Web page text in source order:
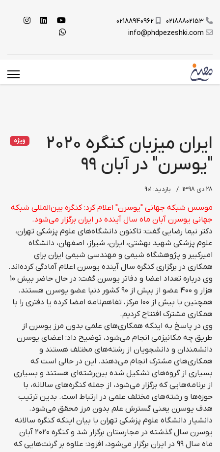
02188802153
02188940962
info@phdpezeshki.com
ویژه
ایران میزبان کنگره ۲۰۲۰
"یوسرن" در آبان ۹۹
28 دی 1398 بازدید: 901
موسس شبکه جهانی "یوسرن" اعلام کرد: کنگره بین‌المللی شبکه
جهانی یوسرن آبان ماه سال آینده در ایران برگزار می‌شود.
دکتر نیما رضایی گفت: تاکنون دانشگاه‌های علوم پزشکی تهران،
علوم پزشکی شهید بهشتی، ایران، شیراز، اصفهان، دانشگاه
امیرکبیر و پژوهشگاه شیمی و مهندسی شیمی ایران برای
همکاری در برگزاری کنگره سال آینده یوسرن اعلام آمادگی کرده‌اند.
وی درباره تعداد اعضا و دفاتر یوسرن گفت: در حال حاضر بیش ۱۰
هزار و ۴۰۰ عضو از بیش از ۹۰ کشور دنیا عضو یوسرن هستند.
همچنین با بیش از ۱۰۰ مرکز، تفاهم‌نامه امضا کرده یا دفتری را با
همکاری مشترک افتتاح کردیم.
وی در پاسخ به اینکه همکاری‌های علمی بدون مرز یوسرن از
طریق چه مکانیزمی انجام می‌شود، توضیح داد: اعضای یوسرن
دانشمندان و دانشجویان از رشته‌های مختلف هستند و
همکاری‌های مشترک انجام می‌دهند. این در حالی است که
بسیاری از گروه‌های تشکیل شده بین‌رشته‌ای هستند و بسیاری
از برنامه‌هایی که برگزار می‌شود، از جمله کنگره‌های سالانه، با
حوزه‌ها و رشته‌های مختلف علمی در ارتباط است. بدین ترتیب
هدف یوسرن یعنی گسترش علم بدون مرز محقق می‌شود.
دانشیار دانشگاه علوم پزشکی تهران با بیان اینکه کنگره سالانه
یوسرن سال گذشته در مجارستان برگزار شد و کنگره ۲۰۲۰ آبان
ماه سال ۹۹ در ایران برگزار می‌شود، افزود: علاوه بر گرنت‌هایی که